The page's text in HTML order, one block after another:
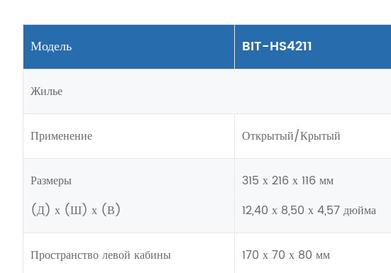
Модель BIT-HS4211
Жилье
Применение Открытый/Крытый
Размеры
(Д) х (Ш) х (В)
315 х 216 х 116 мм
12,40 х 8,50 х 4,57 дюйма
Пространство левой кабины
170 х 70 х 80 мм